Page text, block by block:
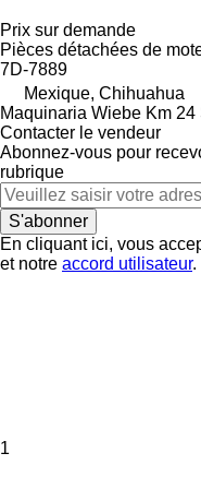
Prix sur demande
Pièces détachées de
7D-7889
Mexique, Chihuahua
Maquinaria Wiebe Km 24
Contacter le vendeur
Abonnez-vous pour
rubrique
S'abonner
En cliquant ici, vous
et notre accord utilisateur.
1